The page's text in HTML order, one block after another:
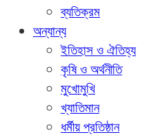
ব্যতিক্রম
অন্যান্য
ইতিহাস ও ঐতিহ্য
কৃষি ও অর্থনীতি
মুখোমুখি
খ্যাতিমান
ধর্মীয় প্রতিষ্ঠান